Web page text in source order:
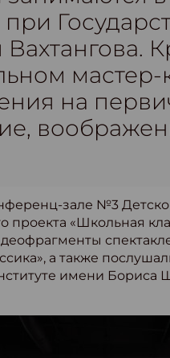
Вахтангова.
мастер-
на
зале №3
проекта «Школьная
а также
имени Бориса